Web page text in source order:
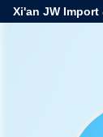
Xi'an JW